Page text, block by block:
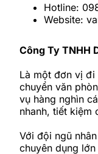
Hotline:
Website:
Công Ty TNHH
Là một đơn vị đi
chuyển văn
vụ hàng nghìn
nhanh, tiết kiệm
Với đội ngũ
chuyên dụng